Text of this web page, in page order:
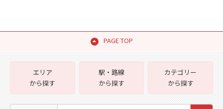
PAGE TOP
エリア
から探す
駅・路線
から探す
カテゴリー
から探す